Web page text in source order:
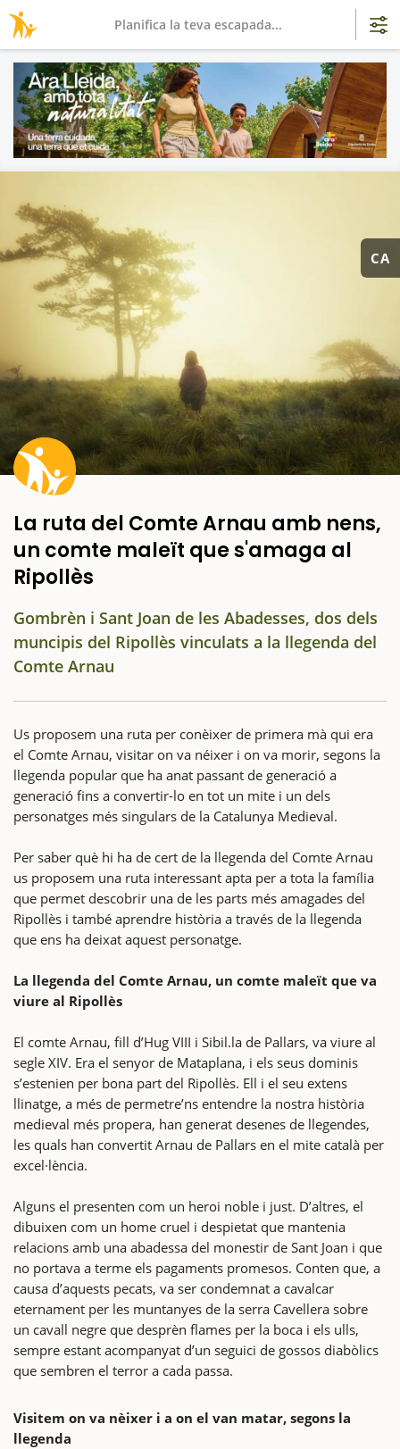
CA
La ruta del Comte Arnau amb nens,
un comte maleït que s'amaga al
Ripollès
Gombrèn i Sant Joan de les Abadesses, dos dels
muncipis del Ripollès vinculats a la llegenda del
Comte Arnau
Us proposem una ruta per conèixer de primera mà qui era
el Comte Arnau, visitar on va néixer i on va morir, segons la
llegenda popular que ha anat passant de generació a
generació fins a convertir-lo en tot un mite i un dels
personatges més singulars de la Catalunya Medieval.
Per saber què hi ha de cert de la llegenda del Comte Arnau
us proposem una ruta interessant apta per a tota la família
que permet descobrir una de les parts més amagades del
Ripollès i també aprendre història a través de la llegenda
que ens ha deixat aquest personatge.
La llegenda del Comte Arnau, un comte maleït que va
viure al Ripollès
El comte Arnau, fill d’Hug VIII i Sibil.la de Pallars, va viure al
segle XIV. Era el senyor de Mataplana, i els seus dominis
s’estenien per bona part del Ripollès. Ell i el seu extens
llinatge, a més de permetre’ns entendre la nostra història
medieval més propera, han generat desenes de llegendes,
les quals han convertit Arnau de Pallars en el mite català per
excel·lència.
Alguns el presenten com un heroi noble i just. D’altres, el
dibuixen com un home cruel i despietat que mantenia
relacions amb una abadessa del monestir de Sant Joan i que
no portava a terme els pagaments promesos. Conten que, a
causa d’aquests pecats, va ser condemnat a cavalcar
eternament per les muntanyes de la serra Cavellera sobre
un cavall negre que desprèn flames per la boca i els ulls,
sempre estant acompanyat d’un seguici de gossos diabòlics
que sembren el terror a cada passa.
Visitem on va nèixer i a on el van matar, segons la
llegenda
Planifica la teva escapada...